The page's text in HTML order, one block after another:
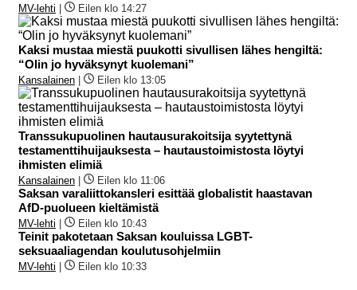
MV-lehti | Eilen klo 14:27
Kaksi mustaa miestä puukotti sivullisen lähes hengiltä:
“Olin jo hyväksynyt kuolemani”
Kansalainen | Eilen klo 13:05
Transsukupuolinen hautausurakoitsija syytettynä
testamenttihuijauksesta – hautaustoimistosta löytyi
ihmisten elimiä
Kansalainen | Eilen klo 11:06
Saksan varaliittokansleri esittää globalistit haastavan
AfD-puolueen kieltämistä
MV-lehti | Eilen klo 10:43
Teinit pakotetaan Saksan kouluissa LGBT-
seksuaaliagendan koulutusohjelmiin
MV-lehti | Eilen klo 10:33